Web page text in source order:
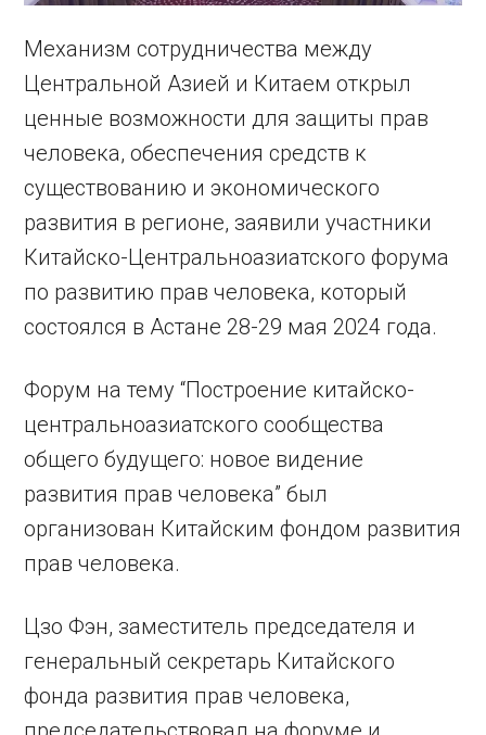
Механизм сотрудничества между
Центральной Азией и Китаем открыл
ценные возможности для защиты прав
человека, обеспечения средств к
существованию и экономического
развития в регионе, заявили участники
Китайско-Центральноазиатского форума
по развитию прав человека, который
состоялся в Астане 28-29 мая 2024 года.
Форум на тему “Построение китайско-
центральноазиатского сообщества
общего будущего: новое видение
развития прав человека” был
организован Китайским фондом развития
прав человека.
Цзо Фэн, заместитель председателя и
генеральный секретарь Китайского
фонда развития прав человека,